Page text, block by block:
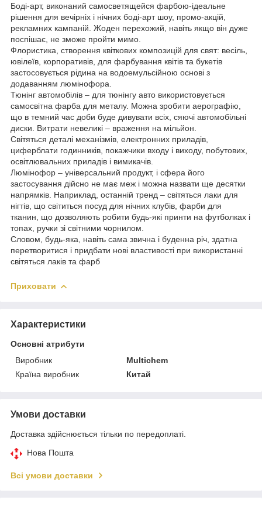
Боді-арт, виконаний самосветящейся фарбою-ідеальне
рішення для вечірніх і нічних боді-арт шоу, промо-акцій,
рекламних кампаній. Жоден перехожий, навіть якщо він дуже
поспішає, не зможе пройти мимо.
Флористика, створення квіткових композицій для свят: весіль,
ювілеїв, корпоративів, для фарбування квітів та букетів
застосовується рідина на водоемульсійною основі з
додаванням люмінофора.
Тюнінг автомобілів – для тюнінгу авто використовується
самосвітна фарба для металу. Можна зробити аерографію,
що в темний час доби буде дивувати всіх, сяючі автомобільні
диски. Витрати невеликі – враження на мільйон.
Світяться деталі механізмів, електронних приладів,
циферблати годинників, покажчики входу і виходу, побутових,
освітлювальних приладів і вимикачів.
Люмінофор – універсальний продукт, і сфера його
застосування дійсно не має меж і можна назвати ще десятки
напрямків. Наприклад, останній тренд – світяться лаки для
нігтів, що світиться посуд для нічних клубів, фарби для
тканин, що дозволяють робити будь-які принти на футболках і
топах, ручки зі світними чорнилом.
Словом, будь-яка, навіть сама звична і буденна річ, здатна
перетворитися і придбати нові властивості при використанні
світяться лаків та фарб
Приховати
Характеристики
Основні атрибути
Виробник
Multichem
Країна виробник
Китай
Умови доставки
Доставка здійснюється тільки по передоплаті.
Нова Пошта
Всі умови доставки